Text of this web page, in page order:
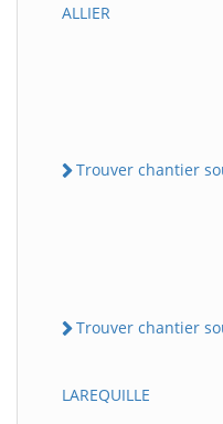
ALLIER
Trouver chantier
Trouver chantier
LAREQUILLE